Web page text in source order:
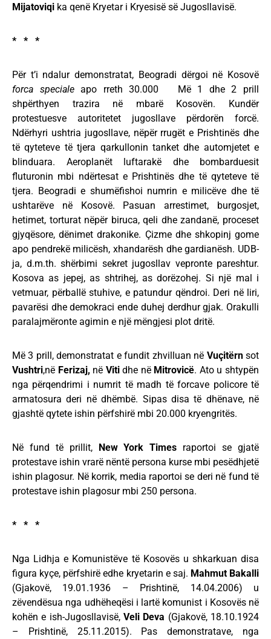
Mijatoviqi ka qenë Kryetar i Kryesisë së Jugosllavisë.
* * *
Për t’i ndalur demonstratat, Beogradi dërgoi në Kosovë
forca specialeapo rreth 30.000 Më 1 dhe 2 prill
shpërthyen trazira në mbarë Kosovën. Kundër
protestuesve autoritetet jugosllave përdorën forcë.
Ndërhyri ushtria jugosllave, nëpër rrugët e Prishtinës dhe
të qyteteve të tjera qarkullonin tanket dhe automjetet e
blinduara. Aeroplanët luftarakë dhe bombarduesit
fluturonin mbi ndërtesat e Prishtinës dhe të qyteteve të
tjera. Beogradi e shumëfishoi numrin e milicëve dhe të
ushtarëve në Kosovë. Pasuan arrestimet, burgosjet,
hetimet, torturat nëpër biruca, qeli dhe zandanë, proceset
gjyqësore, dënimet drakonike. Çizme dhe shkopinj gome
apo pendrekë milicësh, xhandarësh dhe gardianësh. UDB-
ja, d.m.th. shërbimi sekret jugosllav vepronte pareshtur.
Kosova as jepej, as shtrihej, as dorëzohej. Si një mal i
vetmuar, përballë stuhive, e patundur qëndroi. Deri në liri,
pavarësi dhe demokraci ende duhej derdhur gjak. Orakulli
paralajmëronte agimin e një mëngjesi plot dritë.
Më 3 prill, demonstratat e fundit zhvilluan në Vuçitërnsot
Vushtri,në Ferizaj, në Vitidhe në Mitrovicë. Ato u shtypën
nga përqendrimi i numrit të madh të forcave policore të
armatosura deri në dhëmbë. Sipas disa të dhënave, në
gjashtë qytete ishin përfshirë mbi 20.000 kryengritës.
Në fund të prillit, New York Times raportoi se gjatë
protestave ishin vrarë nëntë persona kurse mbi pesëdhjetë
ishin plagosur. Në korrik, media raportoi se deri në fund të
protestave ishin plagosur mbi 250 persona.
* * *
Nga Lidhja e Komunistëve të Kosovës u shkarkuan disa
figura kyçe, përfshirë edhe kryetarin e saj. Mahmut Bakalli
(Gjakovë, 19.01.1936 – Prishtinë, 14.04.2006) u
zëvendësua nga udhëheqësi i lartë komunist i Kosovës në
kohën e ish-Jugosllavisë, Veli Deva (Gjakovë, 18.10.1924
– Prishtinë, 25.11.2015). Pas demonstratave, nga